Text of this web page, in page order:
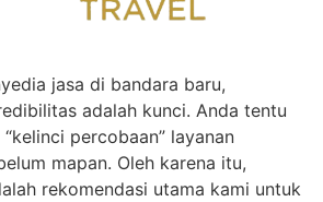
jasa di bandara baru,
adalah kunci. Anda tentu
percobaan” layanan
mapan. Oleh karena itu,
rekomendasi utama kami untuk